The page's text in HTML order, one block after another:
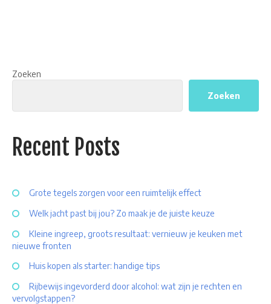
Zoeken
Zoeken
Recent Posts
Grote tegels zorgen voor een ruimtelijk effect
Welk jacht past bij jou? Zo maak je de juiste keuze
Kleine ingreep, groots resultaat: vernieuw je keuken met
nieuwe fronten
Huis kopen als starter: handige tips
Rijbewijs ingevorderd door alcohol: wat zijn je rechten en
vervolgstappen?